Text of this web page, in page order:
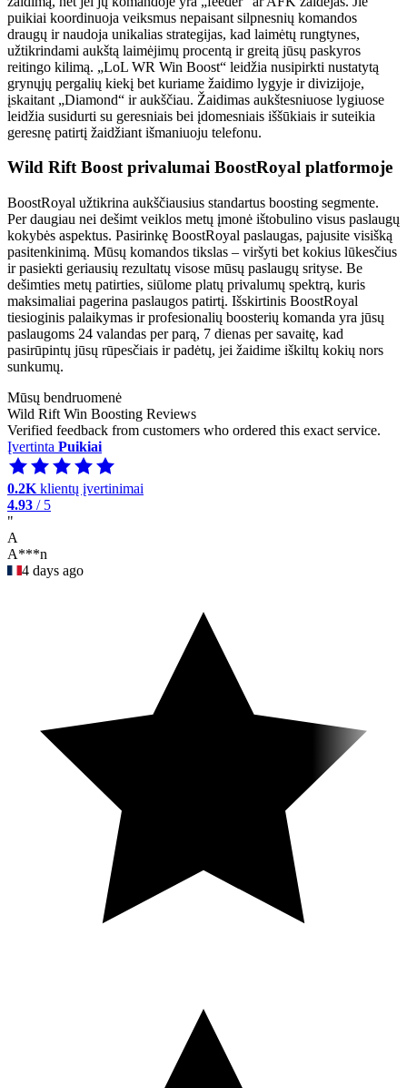
puikiai koordinuoja veiksmus nepaisant silpnesnių komandos
draugų ir naudoja unikalias strategijas, kad laimėtų rungtynes,
užtikrindami aukštą laimėjimų procentą ir greitą jūsų paskyros
reitingo kilimą. „LoL WR Win Boost“ leidžia nusipirkti nustatytą
grynųjų pergalių kiekį bet kuriame žaidimo lygyje ir divizijoje,
įskaitant „Diamond“ ir aukščiau. Žaidimas aukštesniuose lygiuose
leidžia susidurti su geresniais bei įdomesniais iššūkiais ir suteikia
geresnę patirtį žaidžiant išmaniuoju telefonu.
Wild Rift Boost privalumai BoostRoyal platformoje
BoostRoyal užtikrina aukščiausius standartus boosting segmente.
Per daugiau nei dešimt veiklos metų įmonė ištobulino visus paslaugų
kokybės aspektus. Pasirinkę BoostRoyal paslaugas, pajusite visišką
pasitenkinimą. Mūsų komandos tikslas – viršyti bet kokius lūkesčius
ir pasiekti geriausių rezultatų visose mūsų paslaugų srityse. Be
dešimties metų patirties, siūlome platų privalumų spektrą, kuris
maksimaliai pagerina paslaugos patirtį. Išskirtinis BoostRoyal
tiesioginis palaikymas ir profesionalių boosterių komanda yra jūsų
paslaugoms 24 valandas per parą, 7 dienas per savaitę, kad
pasirūpintų jūsų rūpesčiais ir padėtų, jei žaidime iškiltų kokių nors
sunkumų.
Mūsų bendruomenė
Wild Rift Win Boosting Reviews
Verified feedback from customers who ordered this exact service.
Įvertinta Puikiai
0.2K klientų įvertinimai
4.93 / 5
"
A
A***n
4 days ago